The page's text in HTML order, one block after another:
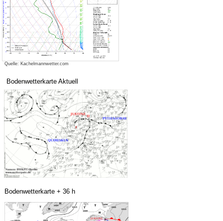
Bodenwetterkarte Aktuell
Bodenwetterkarte + 36 h
Quelle: Kachelmannwetter.com